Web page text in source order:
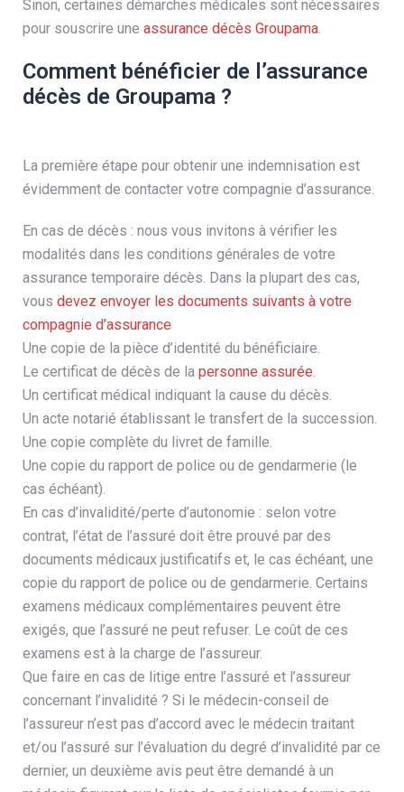
Sinon, certaines démarches médicales sont nécessaires
pour souscrire une assurance décès Groupama.
Comment bénéficier de l’assurance
décès de Groupama ?
La première étape pour obtenir une indemnisation est
évidemment de contacter votre compagnie d’assurance.
En cas de décès : nous vous invitons à vérifier les
modalités dans les conditions générales de votre
assurance temporaire décès. Dans la plupart des cas,
vous devez envoyer les documents suivants à votre
compagnie d’assurance
Une copie de la pièce d’identité du bénéficiaire.
Le certificat de décès de la personne assurée.
Un certificat médical indiquant la cause du décès.
Un acte notarié établissant le transfert de la succession.
Une copie complète du livret de famille.
Une copie du rapport de police ou de gendarmerie (le
cas échéant).
En cas d’invalidité/perte d’autonomie : selon votre
contrat, l’état de l’assuré doit être prouvé par des
documents médicaux justificatifs et, le cas échéant, une
copie du rapport de police ou de gendarmerie. Certains
examens médicaux complémentaires peuvent être
exigés, que l’assuré ne peut refuser. Le coût de ces
examens est à la charge de l’assureur.
Que faire en cas de litige entre l’assuré et l’assureur
concernant l’invalidité ? Si le médecin-conseil de
l’assureur n’est pas d’accord avec le médecin traitant
et/ou l’assuré sur l’évaluation du degré d’invalidité par ce
dernier, un deuxième avis peut être demandé à un